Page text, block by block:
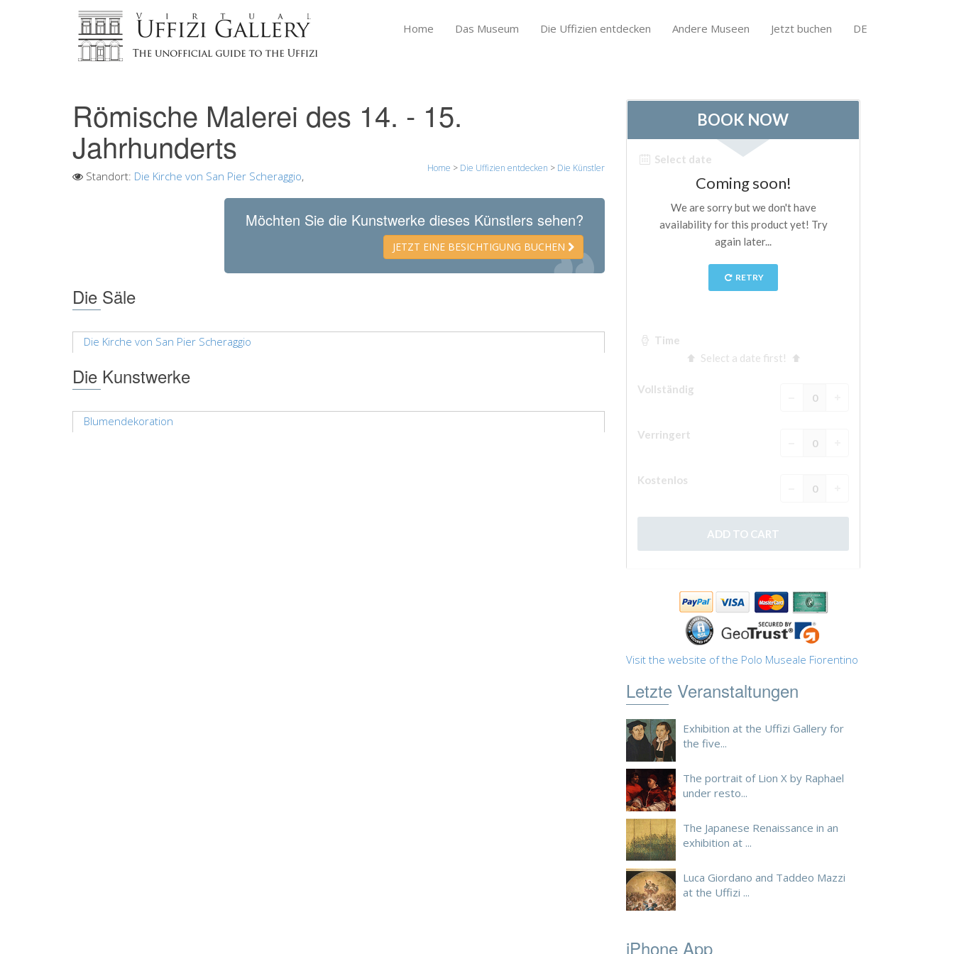
Home Das Museum Die Uffizien entdecken Andere Museen Jetzt buchen DE
Römische Malerei des 14. - 15.
Jahrhunderts
Home > Die Uffizien entdecken > Die Künstler
Standort: Die Kirche von San Pier Scheraggio,
Möchten Sie die Kunstwerke dieses Künstlers sehen?
JETZT EINE BESICHTIGUNG BUCHEN
Die Säle
Die Kirche von San Pier Scheraggio
Die Kunstwerke
Blumendekoration
Visit the website of the Polo Museale Fiorentino
Letzte Veranstaltungen
Exhibition at the Uffizi Gallery for
the five...
The portrait of Lion X by Raphael
under resto...
The Japanese Renaissance in an
exhibition at ...
Luca Giordano and Taddeo Mazzi
at the Uffizi ...
iPhone App